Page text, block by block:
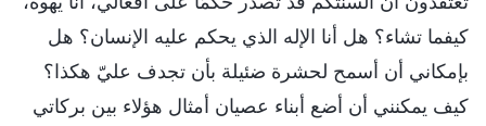
كيفما تشاء؟ هل أنا الإله الذي يحكم عليه الإنسان؟ هل
بإمكاني أن أسمح لحشرة ضئيلة بأن تجدف عليّ هكذا؟
كيف يمكنني أن أضع أبناء عصيان أمثال هؤلاء بين بركاتي